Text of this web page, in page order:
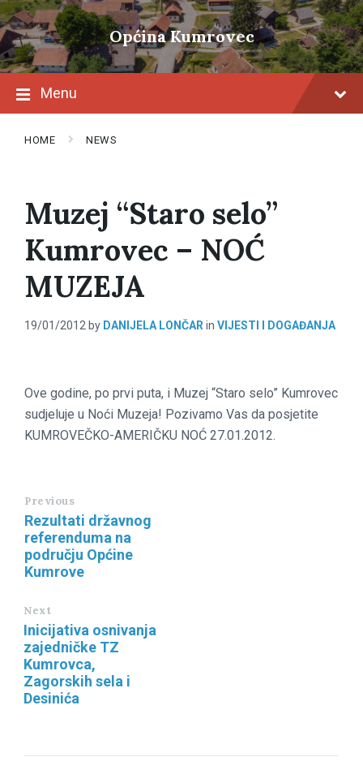
Skip
to
content
Skip
to
main
navigation
Skip
to
footer
Općina Kumrovec
Menu
HOME NEWS
Muzej “Staro selo”
Kumrovec – NOĆ
MUZEJA
19/01/2012 by DANIJELA LONČAR in VIJESTI I DOGAĐANJA
Ove godine, po prvi puta, i Muzej “Staro selo” Kumrovec
sudjeluje u Noći Muzeja! Pozivamo Vas da posjetite
KUMROVEČKO-AMERIČKU NOĆ 27.01.2012.
Previous
Rezultati državnog
referenduma na
području Općine
Kumrove
Next
Inicijativa osnivanja
zajedničke TZ
Kumrovca,
Zagorskih sela i
Desinića